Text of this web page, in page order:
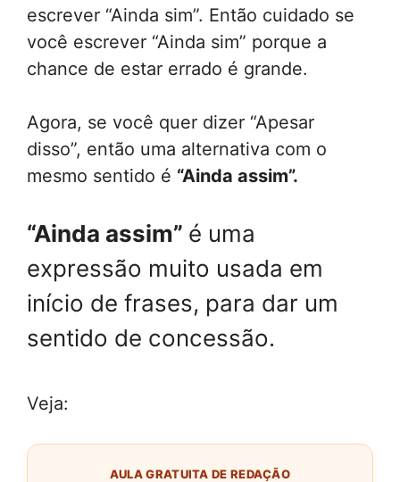
escrever “Ainda sim”. Então cuidado se
você escrever “Ainda sim” porque a
chance de estar errado é grande.
Agora, se você quer dizer “Apesar
disso”, então uma alternativa com o
mesmo sentido é “Ainda assim”.
“Ainda assim” é uma
expressão muito usada em
início de frases, para dar um
sentido de concessão.
Veja:
AULA GRATUITA DE REDAÇÃO